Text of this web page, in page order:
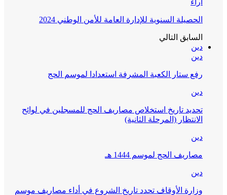
آراء
الحصيلة السنوية للإدارة العامة للأمن الوطني 2024
السابق التالي
دين
دين
رفع ستار الكعبة المشرفة استعدادا لموسم الحج
دين
تحديد تاريخ استخلاص مصاريف الحج للمسجلين في لوائح
الانتظار (المرحلة الثانية)
دين
مصاريف الحج لموسم 1444 هـ
دين
وزارة الأوقاف تحدد تاريخ الشروع في أداء مصاريف موسم